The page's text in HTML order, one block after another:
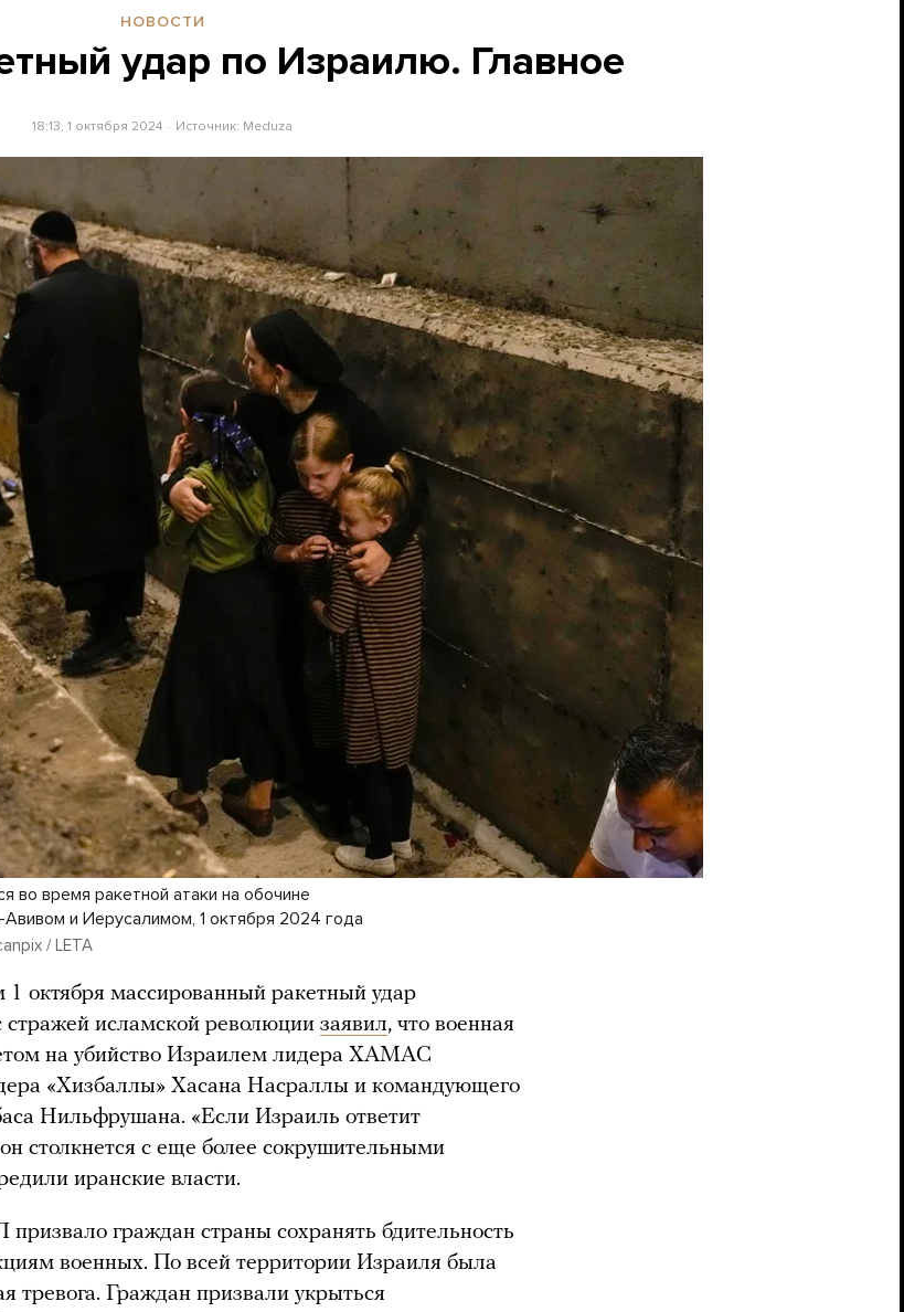
НОВОСТИ
удар по Израилю. Главное
18:13, 1 октября 2024 Источник: Meduza
во время ракетной атаки на обочине
и Иерусалимом, 1 октября 2024 года
/ LETA
1 октября массированный ракетный удар
исламской революции заявил, что военная
на убийство Израилем лидера ХАМАС
«Хизбаллы» Хасана Насраллы и командующего
Нильфрушана. «Если Израиль ответит
столкнется с еще более сокрушительными
иранские власти.
граждан страны сохранять бдительность
военных. По всей территории Израиля была
тревога. Граждан призвали укрыться